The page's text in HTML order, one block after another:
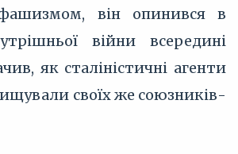
він опинився в
війни всередині
як сталіністичні агенти
своїх же союзників-